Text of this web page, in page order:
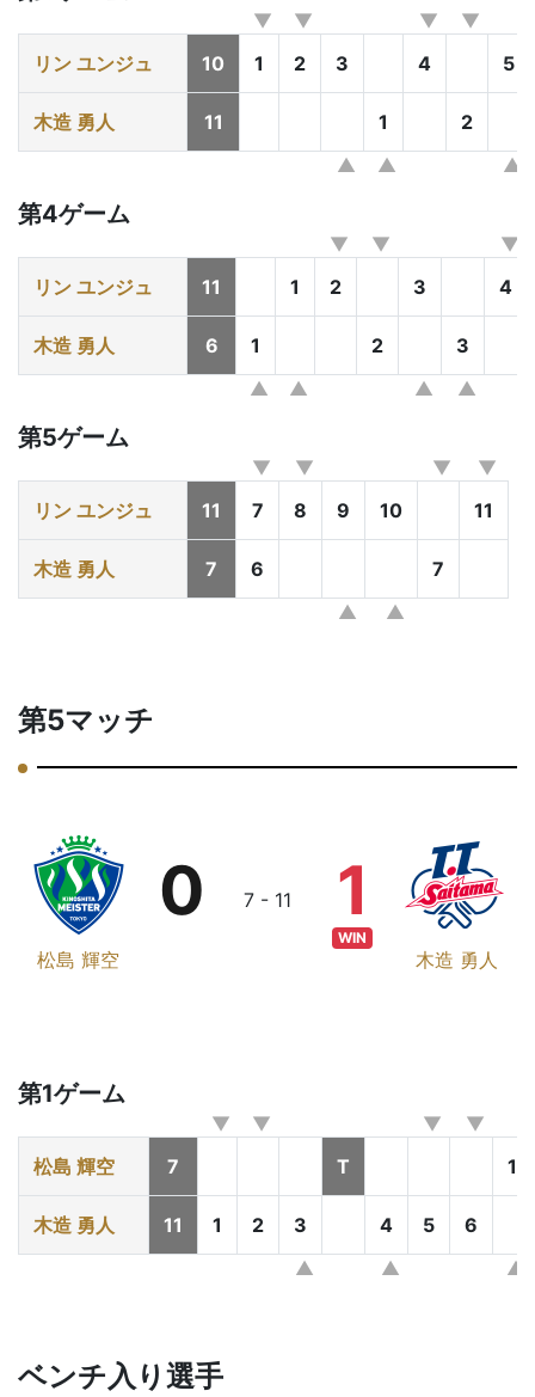
リン ユンジュ 10 1 2 3 4 5
木造 勇人 11 1 2
第4ゲーム
リン ユンジュ 11 1 2 3 4
木造 勇人 6 1 2 3
第5ゲーム
リン ユンジュ 11 7 8 9 10 11
木造 勇人 7 6 7
第5マッチ
松島 輝空
0 7 - 11
木造 勇人
1
WIN
第1ゲーム
松島 輝空 7 T 1
木造 勇人 11 1 2 3 4 5 6
ベンチ入り選手